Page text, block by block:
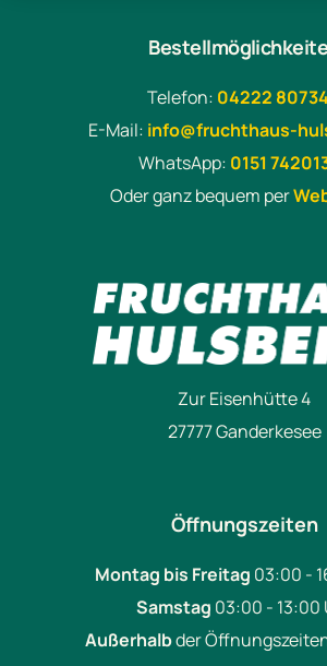
Telefon: 04222
E-Mail: info@fruchthaus-
WhatsApp: 0151
Oder ganz bequem per
Zur Eisenhütte 4
27777 Ganderkesee
Öffnungszeiten
Montag bis Freitag 03:00 -
Samstag 03:00 - 13:00
Außerhalbder